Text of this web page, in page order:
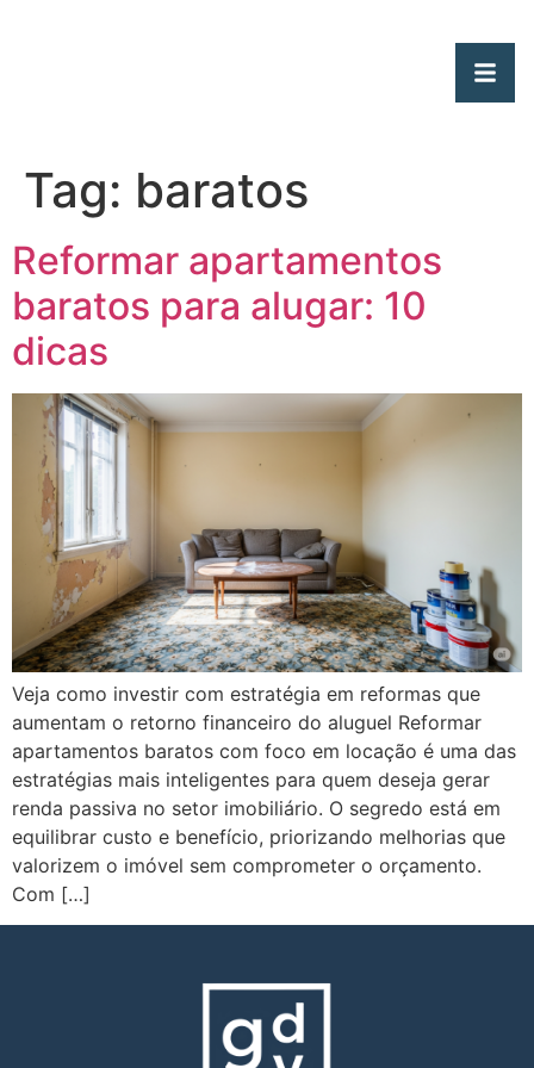
Tag: baratos
Reformar apartamentos
baratos para alugar: 10
dicas
Veja como investir com estratégia em reformas que
aumentam o retorno financeiro do aluguel Reformar
apartamentos baratos com foco em locação é uma das
estratégias mais inteligentes para quem deseja gerar
renda passiva no setor imobiliário. O segredo está em
equilibrar custo e benefício, priorizando melhorias que
valorizem o imóvel sem comprometer o orçamento.
Com […]